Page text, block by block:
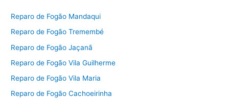
Reparo de Fogão Mandaqui
Reparo de Fogão Tremembé
Reparo de Fogão Jaçanã
Reparo de Fogão Vila Guilherme
Reparo de Fogão Vila Maria
Reparo de Fogão Cachoeirinha